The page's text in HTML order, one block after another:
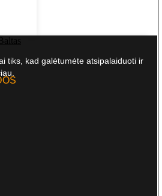
tiks, kad galėtumėte atsipalaiduoti ir